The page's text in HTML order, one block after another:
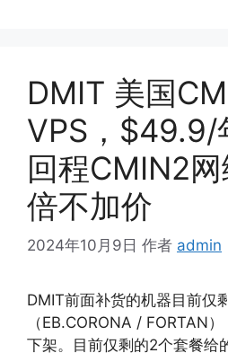
DMIT 美国
VPS，$49.9/
回程CMIN2
倍不加价
2024年10月9日 作者 admin
DMIT前面补货的机器目前仅
（EB.CORONA / FORTAN
下架。目前仅剩的2个套餐给